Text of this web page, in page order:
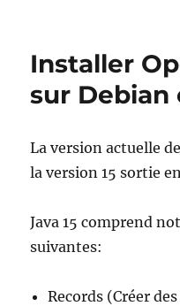
Installer
sur Debian
La version actuelle
la version 15 sortie
Java 15 comprend
suivantes:
Records (Créer